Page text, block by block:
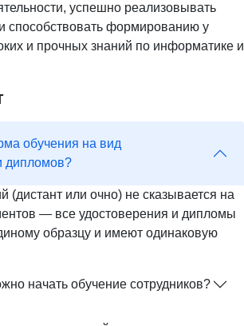
успешно реализовывать
способствовать формированию у
и прочных знаний по информатике и
обучения на вид
дипломов?
(дистант или очно) не сказывается на
— все удостоверения и дипломы
образцу и имеют одинаковую
начать обучение сотрудников?